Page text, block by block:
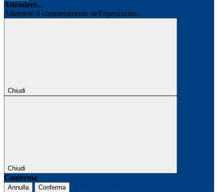
Attendere...
Attendere il completamento dell'operazione...
Chiudi
Chiudi
Conferma
Annulla Conferma